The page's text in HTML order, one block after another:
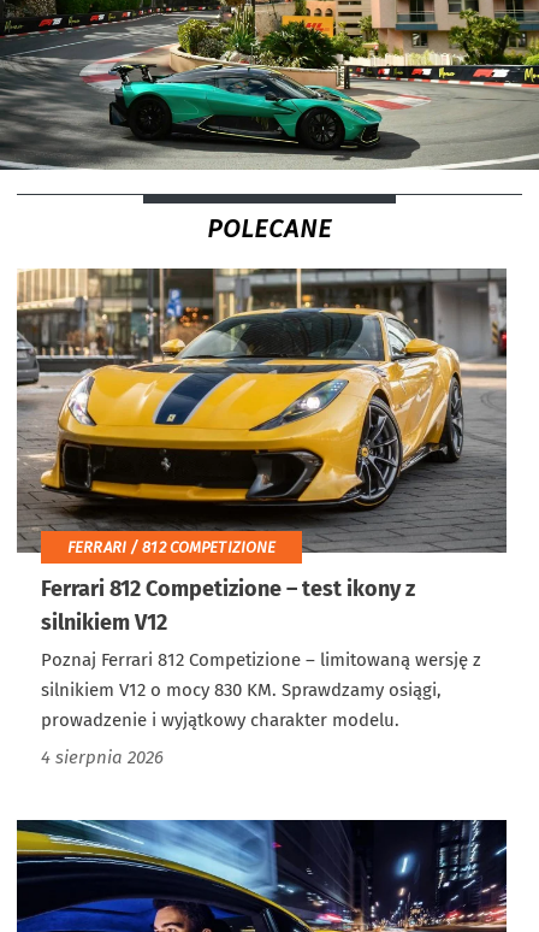
POLECANE
FERRARI / 812 COMPETIZIONE
Ferrari 812 Competizione – test ikony z
silnikiem V12
Poznaj Ferrari 812 Competizione – limitowaną wersję z
silnikiem V12 o mocy 830 KM. Sprawdzamy osiągi,
prowadzenie i wyjątkowy charakter modelu.
4 sierpnia 2026